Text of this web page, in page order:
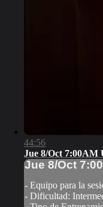
44:56
Jue 8/Oct 7:00AM
Jue 8/Oct
- Equipo para la
- Dificultad: